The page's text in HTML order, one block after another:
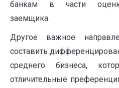
банкам в части
заемщика.
Другое важное
составить
среднего бизнеса,
отличительные